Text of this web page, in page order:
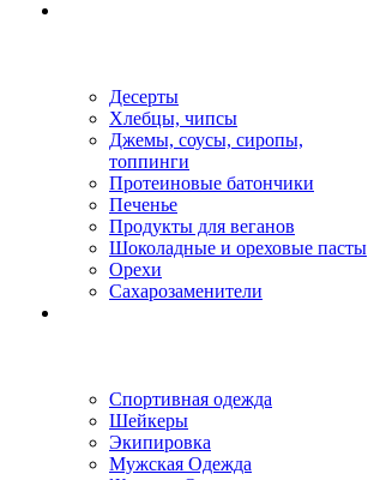
Десерты
Хлебцы, чипсы
Джемы, соусы, сиропы,
топпинги
Протеиновые батончики
Печенье
Продукты для веганов
Шоколадные и ореховые пасты
Орехи
Сахарозаменители
Спортивная одежда
Шейкеры
Экипировка
Мужская Одежда